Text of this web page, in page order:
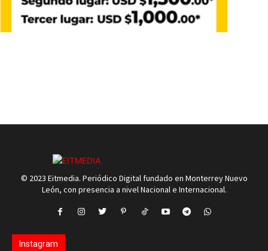
© 2023 Eitmedia. Periódico Digital fundado en Monterrey Nuevo
León, con presencia a nivel Nacional e Internacional.
Instagram